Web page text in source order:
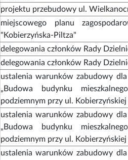
projektu przebudowy ul.
miejscowego planu
"Kobierzyńska-Piltza"
delegowania członków Rady
delegowania członków Rady
ustalenia warunków zabudowy
„Budowa budynku
podziemnym przy ul.
ustalenia warunków zabudowy
„Budowa budynku
podziemnym przy ul.
ustalenia warunków zabudowy